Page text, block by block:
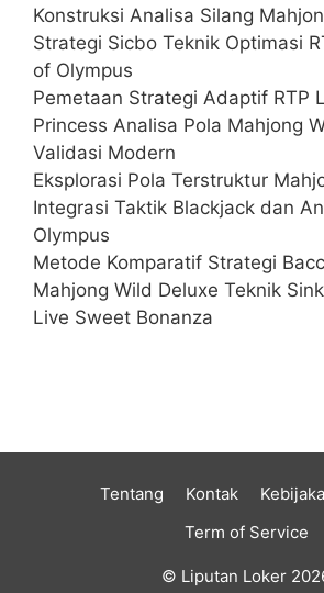
Konstruksi Analisa Silang
Strategi Sicbo Teknik Optimasi
of Olympus
Pemetaan Strategi Adaptif RTP
Princess Analisa Pola Mahjong
Validasi Modern
Eksplorasi Pola Terstruktur
Integrasi Taktik Blackjack dan
Olympus
Metode Komparatif Strategi
Mahjong Wild Deluxe Teknik
Live Sweet Bonanza
Tentang Kontak
Term of Service
© Liputan Loker